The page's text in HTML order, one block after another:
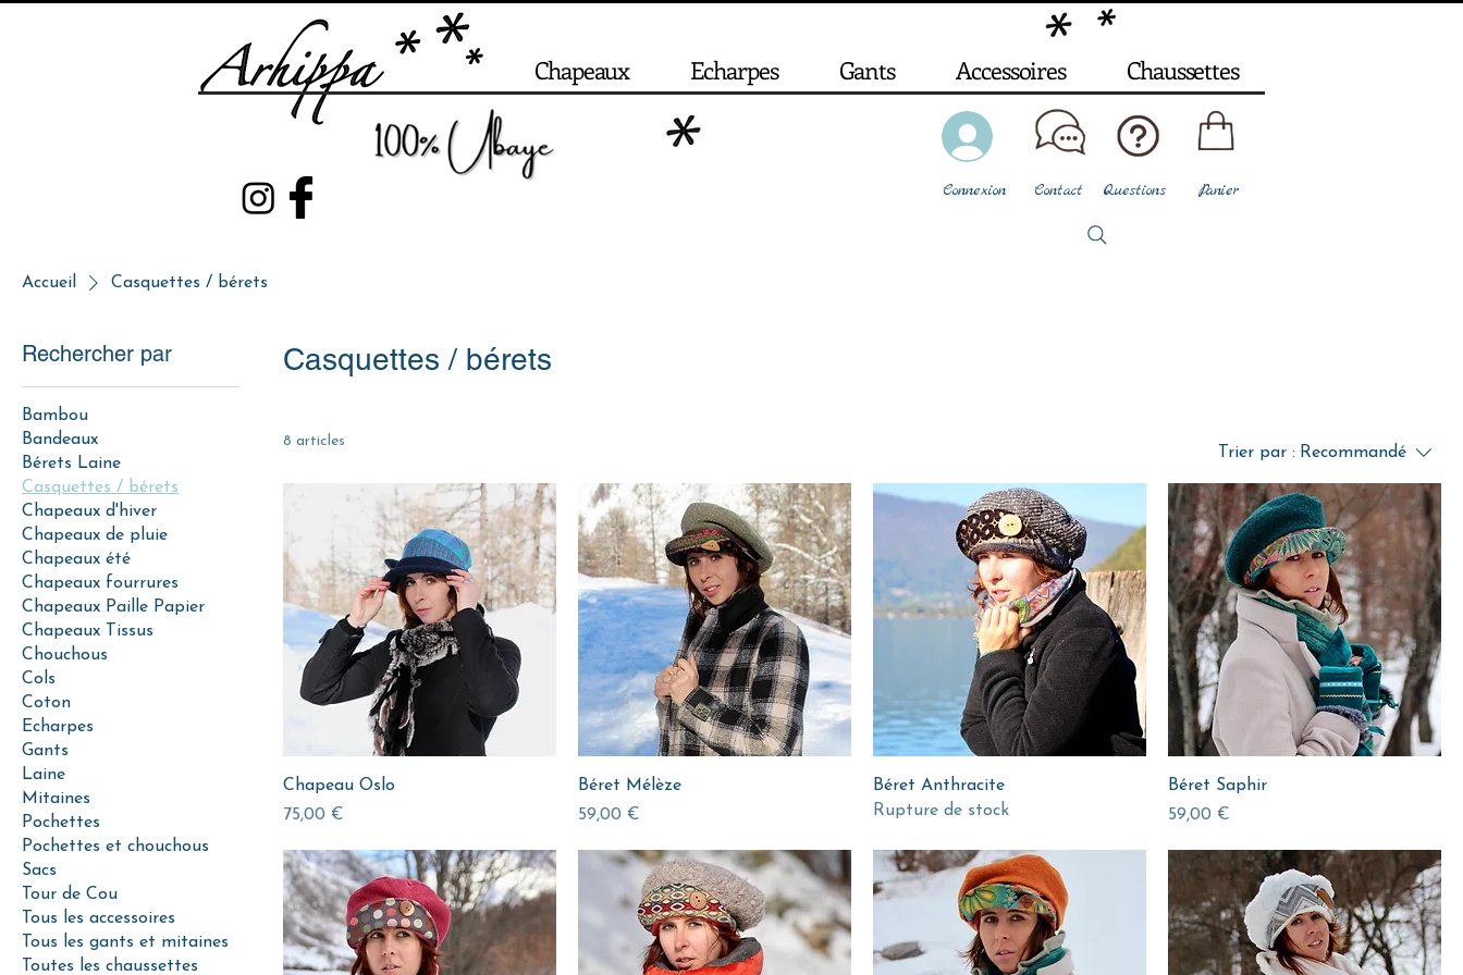
Chapeaux Echarpes Gants Accessoires Chaussettes
Connexion Contact Questions Panier
Accueil Casquettes / bérets
Rechercher par
Bambou
Bandeaux
Bérets Laine
Casquettes / bérets
Chapeaux d'hiver
Chapeaux de pluie
Chapeaux été
Chapeaux fourrures
Chapeaux Paille Papier
Chapeaux Tissus
Chouchous
Cols
Coton
Echarpes
Gants
Laine
Mitaines
Pochettes
Pochettes et chouchous
Sacs
Tour de Cou
Tous les accessoires
Tous les gants et mitaines
Toutes les chaussettes
Casquettes / bérets
8 articles
Trier par : Recommandé
Chapeau Oslo
Prix
75,00 €
Béret Mélèze
Prix
59,00 €
Béret Anthracite
Rupture de stock
Béret Saphir
Prix
59,00 €